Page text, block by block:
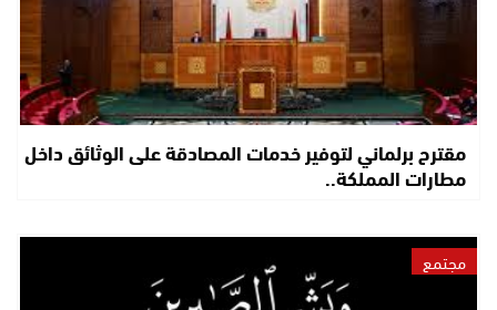
مقترح برلماني لتوفير خدمات المصادقة على الوثائق داخل
مطارات المملكة..
مجتمع